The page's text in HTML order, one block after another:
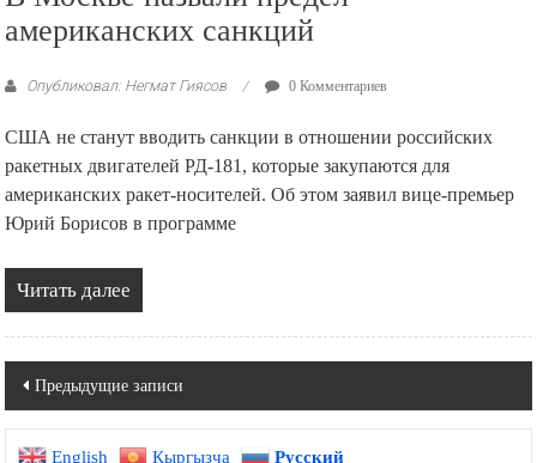
американских санкций
Опубликовал: Негмат Гиясов 0 Комментариев
США не станут вводить санкции в отношении российских
ракетных двигателей РД-181, которые закупаются для
американских ракет-носителей. Об этом заявил вице-премьер
Юрий Борисов в программе
Читать далее
Навигация
по
Предыдущие записи
English Кыргызча Русский